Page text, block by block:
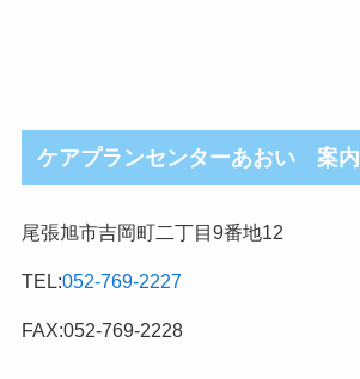
ケアプランセンターあおい 案内
尾張旭市吉岡町二丁目9番地12
TEL:052-769-2227
FAX:052-769-2228